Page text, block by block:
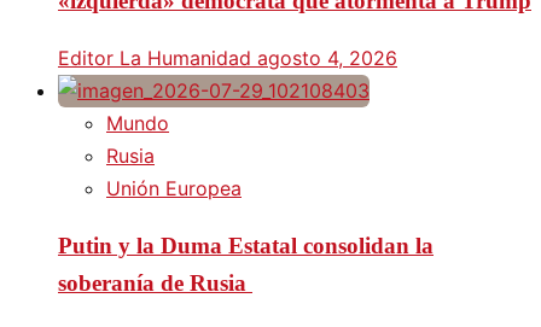
Editor La Humanidad agosto 4, 2026
Mundo
Rusia
Unión Europea
Putin y la Duma Estatal consolidan la
soberanía de Rusia